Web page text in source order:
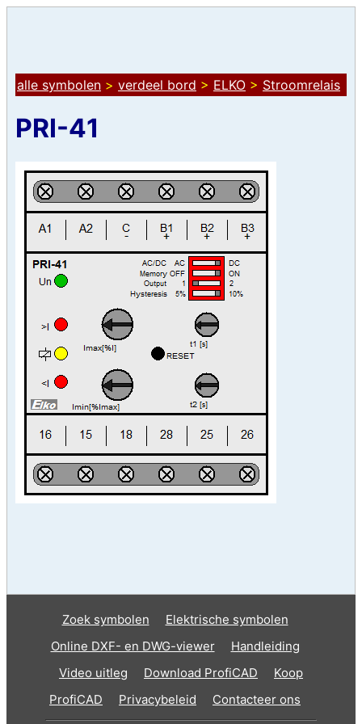
alle symbolen > verdeel bord > ELKO > Stroomrelais
PRI-41
Zoek symbolen
Elektrische symbolen
Online DXF- en DWG-viewer
Handleiding
Video uitleg
Download ProfiCAD
Koop
ProfiCAD
Privacybeleid Contacteer ons